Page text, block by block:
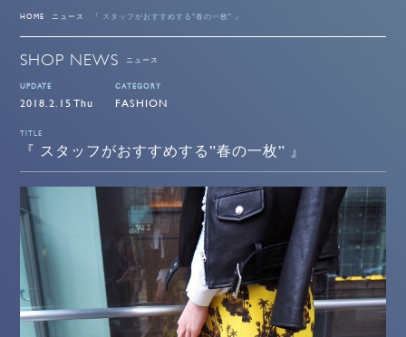
HOME ニュース 『 スタッフがおすすめする"春の一枚" 』
SHOP NEWS ニュース
UPDATE
2018.2.15 Thu
CATEGORY
FASHION
TITLE
『 スタッフがおすすめする”春の一枚” 』